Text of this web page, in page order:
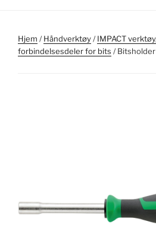
Hjem /Håndverktøy/IMPACT
forbindelsesdeler for bits /